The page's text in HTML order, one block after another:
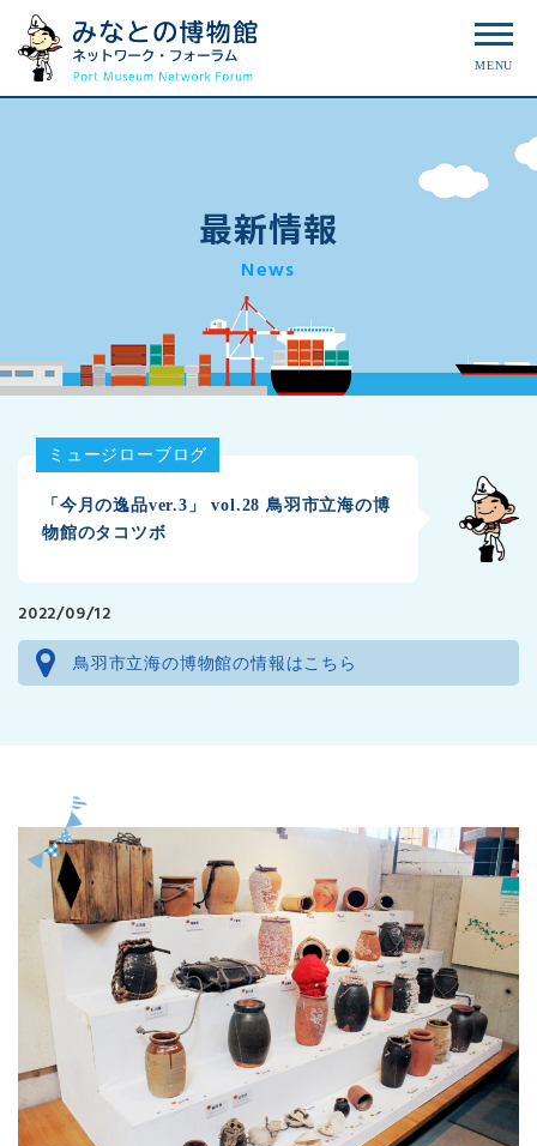
最新情報
News
ミュージローブログ
「今月の逸品ver.3」 vol.28 鳥羽市立海の博
物館のタコツボ
2022/09/12
鳥羽市立海の博物館の情報はこちら
MENU